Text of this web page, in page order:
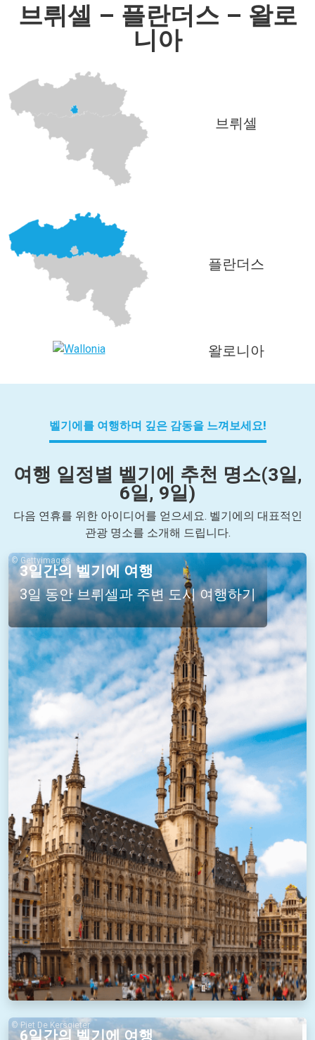
브뤼셀 – 플란더스 – 왈로
니아
브뤼셀
플란더스
왈로니아
벨기에를 여행하며 깊은 감동을 느껴보세요!
여행 일정별 벨기에 추천 명소(3일,
6일, 9일)
다음 연휴를 위한 아이디어를 얻으세요. 벨기에의 대표적인
관광 명소를 소개해 드립니다.
3일간의 벨기에 여행
3일 동안 브뤼셀과 주변 도시 여행하기
© Gettyimages
6일간의 벨기에 여행
© Piet De Kersgieter